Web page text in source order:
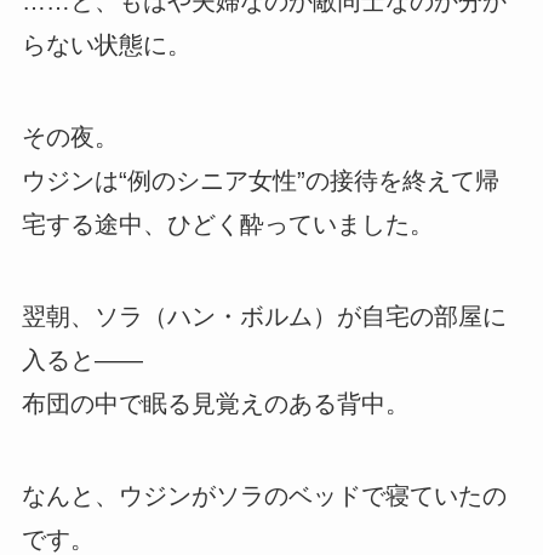
らない状態に。
その夜。
ウジンは“例のシニア女性”の接待を終えて帰
宅する途中、ひどく酔っていました。
翌朝、ソラ（ハン・ボルム）が自宅の部屋に
入ると――
布団の中で眠る見覚えのある背中。
なんと、ウジンがソラのベッドで寝ていたの
です。